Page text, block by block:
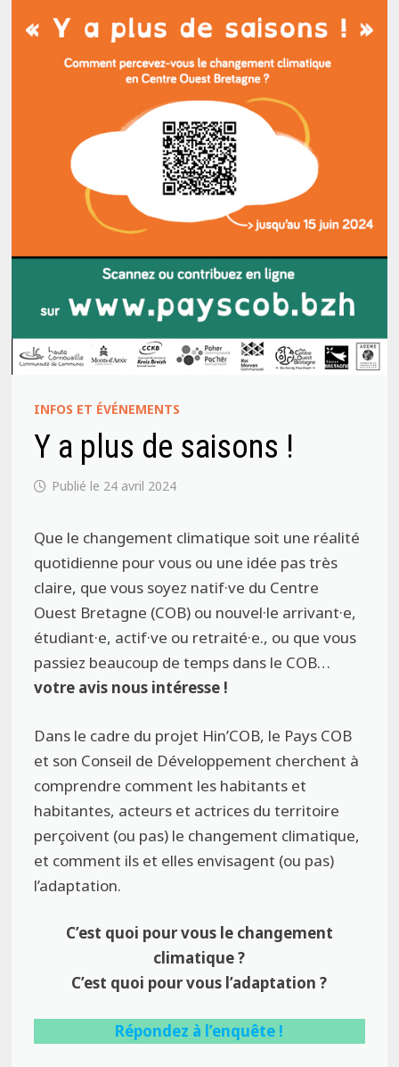
INFOS ET ÉVÉNEMENTS
Y a plus de saisons !
24 avril 2024
Que le changement climatique soit une réalité
quotidienne pour vous ou une idée pas très
claire, que vous soyez natif·ve du Centre
Ouest Bretagne (COB) ou nouvel·le arrivant·e,
étudiant·e, actif·ve ou retraité·e., ou que vous
passiez beaucoup de temps dans le COB…
votre avis nous intéresse !
Dans le cadre du projet Hin’COB, le Pays COB
et son Conseil de Développement cherchent à
comprendre comment les habitants et
habitantes, acteurs et actrices du territoire
perçoivent (ou pas) le changement climatique,
et comment ils et elles envisagent (ou pas)
l’adaptation.
C’est quoi pour vous le changement
climatique ?
C’est quoi pour vous l’adaptation ?
Répondez à l’enquête !